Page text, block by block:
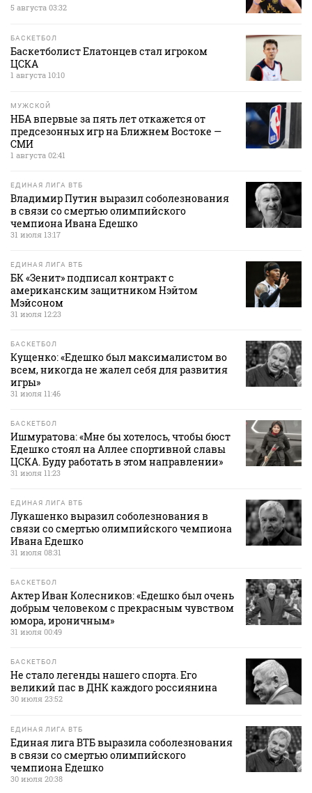
5 августа 03:32
БАСКЕТБОЛ
Баскетболист Елатонцев стал игроком
ЦСКА
1 августа 10:10
МУЖСКОЙ
НБА впервые за пять лет откажется от
предсезонных игр на Ближнем Востоке —
СМИ
1 августа 02:41
ЕДИНАЯ ЛИГА ВТБ
Владимир Путин выразил соболезнования
в связи со смертью олимпийского
чемпиона Ивана Едешко
31 июля 13:17
ЕДИНАЯ ЛИГА ВТБ
БК «Зенит» подписал контракт с
американским защитником Нэйтом
Мэйсоном
31 июля 12:23
БАСКЕТБОЛ
Кущенко: «Едешко был максималистом во
всем, никогда не жалел себя для развития
игры»
31 июля 11:46
БАСКЕТБОЛ
Ишмуратова: «Мне бы хотелось, чтобы бюст
Едешко стоял на Аллее спортивной славы
ЦСКА. Буду работать в этом направлении»
31 июля 11:23
ЕДИНАЯ ЛИГА ВТБ
Лукашенко выразил соболезнования в
связи со смертью олимпийского чемпиона
Ивана Едешко
31 июля 08:31
БАСКЕТБОЛ
Актер Иван Колесников: «Едешко был очень
добрым человеком с прекрасным чувством
юмора, ироничным»
31 июля 00:49
БАСКЕТБОЛ
Не стало легенды нашего спорта. Его
великий пас в ДНК каждого россиянина
30 июля 23:52
ЕДИНАЯ ЛИГА ВТБ
Единая лига ВТБ выразила соболезнования
в связи со смертью олимпийского
чемпиона Едешко
30 июля 20:38